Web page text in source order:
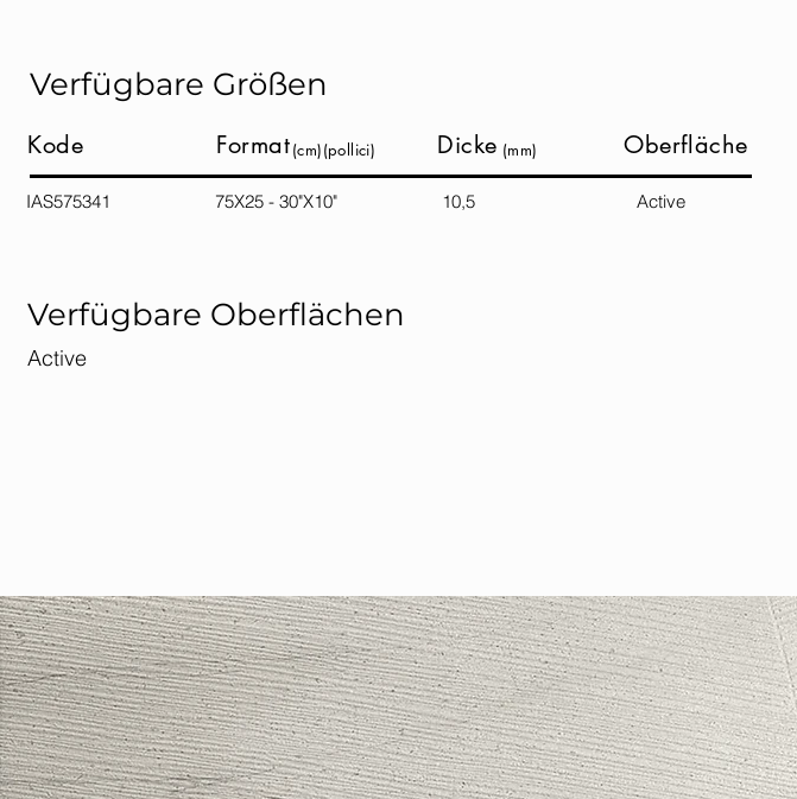
Verfügbare Größen
Kode Format(cm)(pollici) Dicke (mm) Oberfläche
IAS575341 75X25 - 30"X10" 10,5 Active
Verfügbare Oberflächen
Active